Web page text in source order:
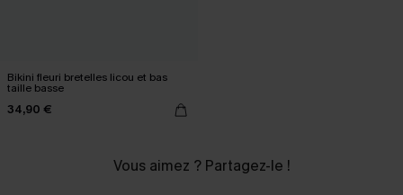
Bikini fleuri bretelles licou et bas
taille basse
34,90 €
Vous aimez ? Partagez-le !